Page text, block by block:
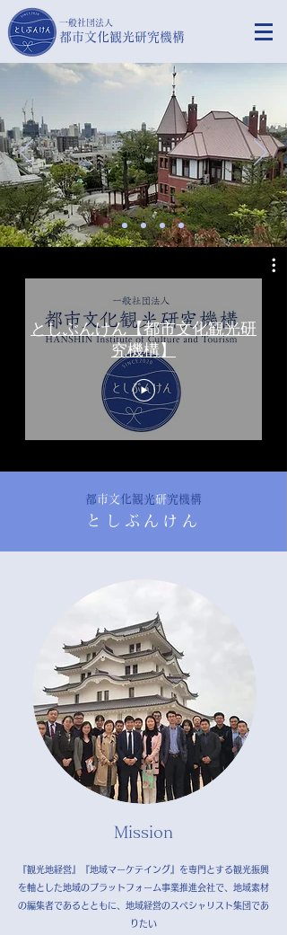
​一般社団法人
都市文化観光研究機構
としぶんけん【都市文化観光研
究機構】
​都市文化観光研究機構
としぶんけん
Mission
『観光地経営』『地域マーケテイング』を専門とする観光振興
を軸とした地域のプラットフォーム事業推進会社で、 地域素材
の編集者であるとともに、 地域経営のスペシャリスト集団であ
りたい